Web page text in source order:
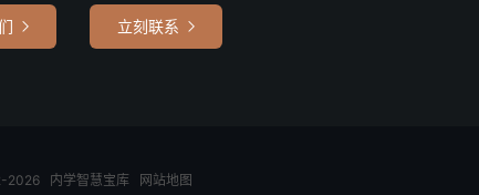
 立刻联系 
2026 内学智慧宝库 网站地图